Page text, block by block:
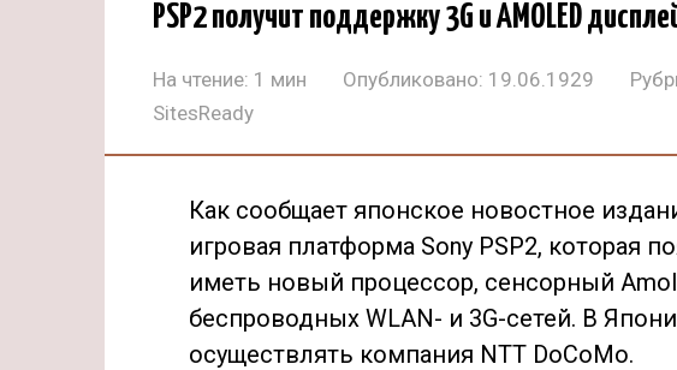
PSP2 получит поддержку 3G и AMOLED
На чтение: 1 мин Опубликовано: 19.06.1929
SitesReady
Как сообщает японское новостное
игровая платформа Sony PSP2, которая
иметь новый процессор, сенсорный
беспроводных WLAN- и 3G-сетей. В
осуществлять компания NTT DoCoMo.